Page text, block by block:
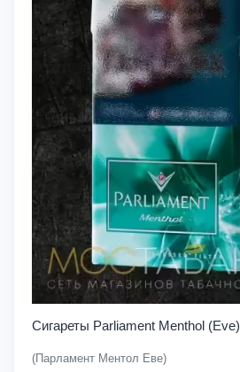
Сигареты Parliament Menthol (Eve)
(Парламент Ментол Еве)